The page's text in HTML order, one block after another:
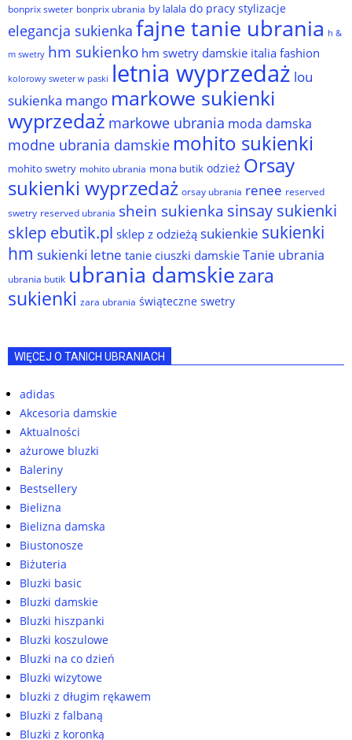
bonprix sweter bonprix ubrania by lalala do pracy stylizacje
elegancja sukienka fajne tanie ubrania h &
m swetry hm sukienko hm swetry damskie italia fashion
kolorowy sweter w paski letnia wyprzedaż lou
sukienka mango markowe sukienki
wyprzedaż markowe ubrania moda damska
modne ubrania damskie mohito sukienki
mohito swetry mohito ubrania mona butik odzież Orsay
sukienki wyprzedaż orsay ubrania renee reserved
swetry reserved ubrania shein sukienka sinsay sukienki
sklep ebutik.pl sklep z odzieżą sukienkie sukienki
hm sukienki letne tanie ciuszki damskie Tanie ubrania
ubrania butik ubrania damskiezara
sukienki zara ubrania świąteczne swetry
WIĘCEJ O TANICH UBRANIACH
adidas
Akcesoria damskie
Aktualności
ażurowe bluzki
Baleriny
Bestsellery
Bielizna
Bielizna damska
Biustonosze
Biżuteria
Bluzki basic
Bluzki damskie
Bluzki hiszpanki
Bluzki koszulowe
Bluzki na co dzień
Bluzki wizytowe
bluzki z długim rękawem
Bluzki z falbaną
Bluzki z koronką